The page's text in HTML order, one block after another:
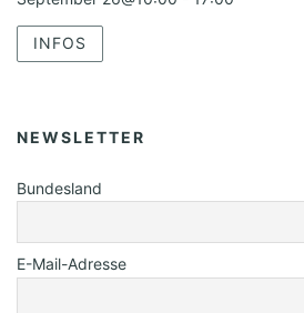
INFOS
NEWSLETTER
Bundesland
E-Mail-Adresse